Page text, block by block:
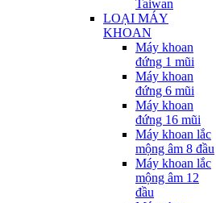
Taiwan
LOẠI MÁY
KHOAN
Máy khoan
đứng 1 mũi
Máy khoan
đứng 6 mũi
Máy khoan
đứng 16 mũi
Máy khoan lắc
mộng âm 8 đầu
Máy khoan lắc
mộng âm 12
đầu